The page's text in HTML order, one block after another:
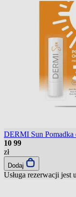
DERMI Sun Pomadka
10 99
zł
Dodaj
Usługa rezerwacji jest